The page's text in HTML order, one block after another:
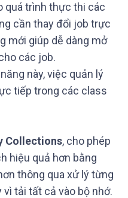
quá trình thực thi các
cần thay đổi job trực
mới giúp dễ dàng mở
các job.
này, việc quản lý
tiếp trong các class
Collections, cho phép
hiệu quả hơn bằng
thông qua xử lý từng
tải tất cả vào bộ nhớ.